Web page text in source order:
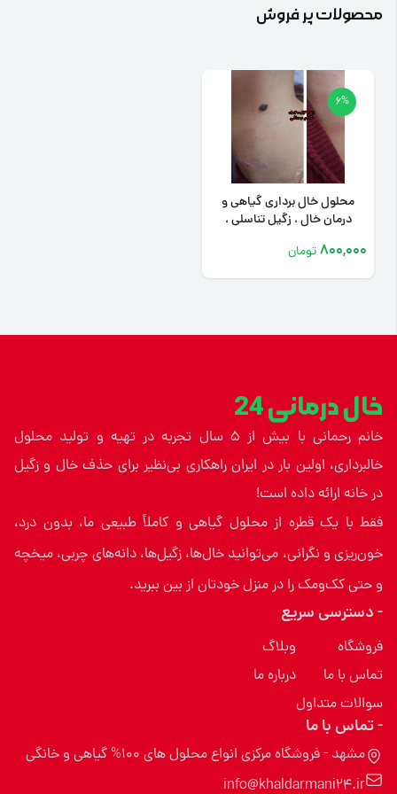
محصولات پر فروش
6%
محلول خال برداری گیاهی و
درمان خال ، زگیل تناسلی ،
800,000 تومان
خال درمانی 24
خانم رحمانی با بیش از ۵ سال تجربه در تهیه و تولید محلول
خالبرداری، اولین بار در ایران راهکاری بی‌نظیر برای حذف خال و زگیل
در خانه ارائه داده است!
فقط با یک قطره از محلول گیاهی و کاملاً طبیعی ما، بدون درد،
خون‌ریزی و نگرانی، می‌توانید خال‌ها، زگیل‌ها، دانه‌های چربی، میخچه
و حتی کک‌ومک را در منزل خودتان از بین ببرید.
- دسترسی سریع
فروشگاه
تماس با ما
سوالات متداول
وبلاگ
درباره ما
- تماس با ما
مشهد - فروشگاه مرکزی انواع محلول های 100% گیاهی و خانگی
info@khaldarmani24.ir